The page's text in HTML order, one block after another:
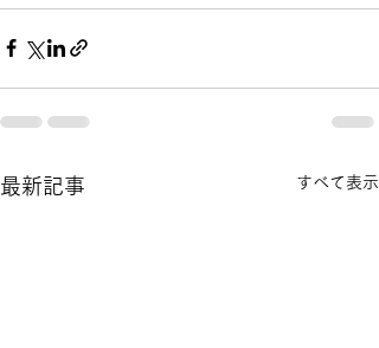
最新記事 すべて表示